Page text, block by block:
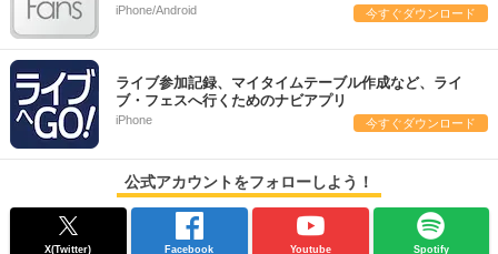
iPhone/Android 今すぐダウンロード
ライブ参加記録、マイタイムテーブル作成など、ライ
ブ・フェスへ行くためのナビアプリ
iPhone 今すぐダウンロード
公式アカウントをフォローしよう！
X(Twitter) Facebook Youtube Spotify